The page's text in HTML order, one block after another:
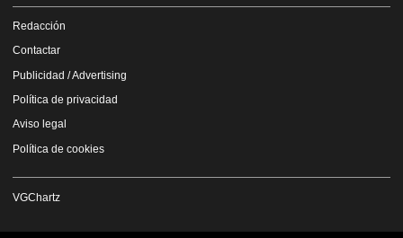
Redacción
Contactar
Publicidad / Advertising
Política de privacidad
Aviso legal
Política de cookies
VGChartz